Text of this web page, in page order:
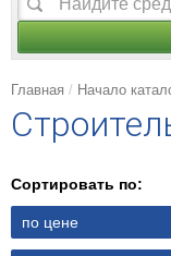
Главная Начало
Сортировать по:
по цене